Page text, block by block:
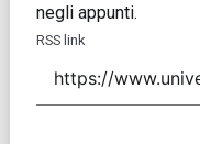
negli appunti.
RSS link